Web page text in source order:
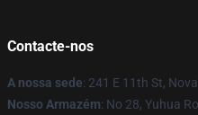
Contacte-nos
A nossa sede: 241 E 11th St,
Nosso Armazém: No 28, Yuhua